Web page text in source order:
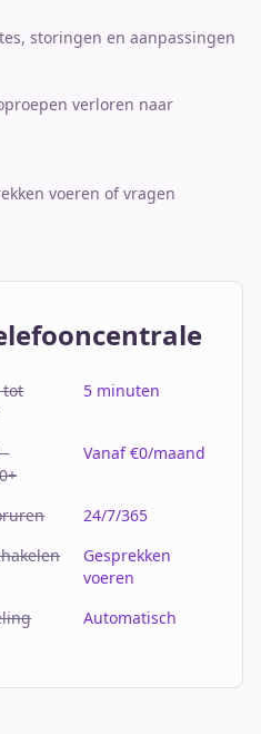
storingen en aanpassingen
verloren naar
voeren of vragen
tot
5 minuten
-
Vanaf €0/maand
24/7/365
Gesprekken
voeren
Automatisch